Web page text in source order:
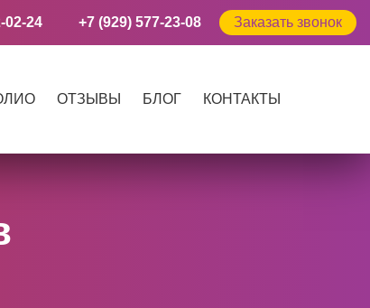
02-24 +7 (929) 577-23-08 Заказать звонок
ОТЗЫВЫ БЛОГ КОНТАКТЫ